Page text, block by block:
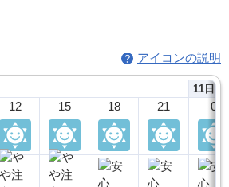
アイコンの説明
12 15 18 21
11日(
0